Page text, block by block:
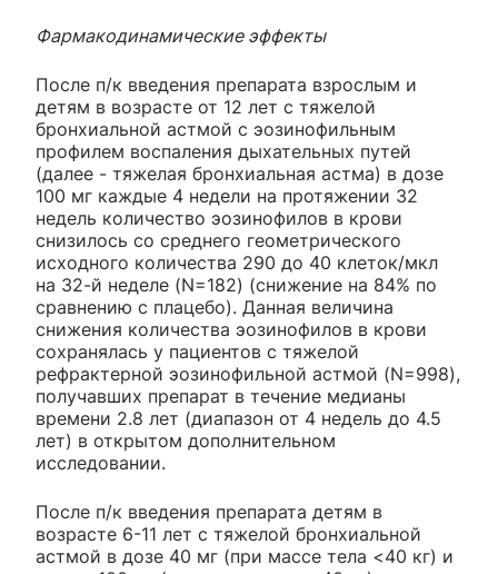
Фармакодинамические эффекты
После п/к введения препарата взрослым и
детям в возрасте от 12 лет с тяжелой
бронхиальной астмой с эозинофильным
профилем воспаления дыхательных путей
(далее - тяжелая бронхиальная астма) в дозе
100 мг каждые 4 недели на протяжении 32
недель количество эозинофилов в крови
снизилось со среднего геометрического
исходного количества 290 до 40 клеток/мкл
на 32-й неделе (N=182) (снижение на 84% по
сравнению с плацебо). Данная величина
снижения количества эозинофилов в крови
сохранялась у пациентов с тяжелой
рефрактерной эозинофильной астмой (N=998),
получавших препарат в течение медианы
времени 2.8 лет (диапазон от 4 недель до 4.5
лет) в открытом дополнительном
исследовании.
После п/к введения препарата детям в
возрасте 6-11 лет с тяжелой бронхиальной
астмой в дозе 40 мг (при массе тела <40 кг) и